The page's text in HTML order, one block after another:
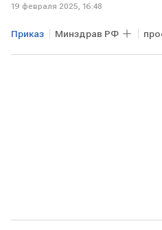
19 февраля 2025, 16:48
Приказ Минздрав РФ
проверка